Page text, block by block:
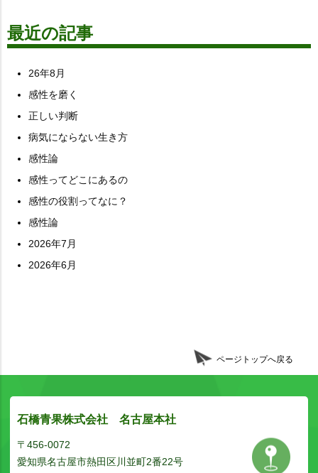
最近の記事
26年8月
感性を磨く
正しい判断
病気にならない生き方
感性論
感性ってどこにあるの
感性の役割ってなに？
感性論
2026年7月
2026年6月
ページトップへ戻る
石橋青果株式会社 名古屋本社
〒456-0072
愛知県名古屋市熱田区川並町2番22号